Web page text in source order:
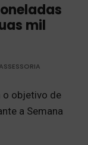
mil
ASSESSORIA
o objetivo de
a Semana